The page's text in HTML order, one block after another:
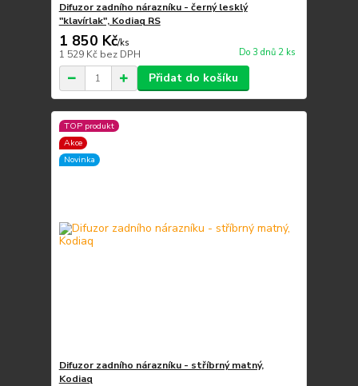
Difuzor zadního nárazníku - černý lesklý
"klavírlak", Kodiaq RS
1 850 Kč/ks
1 529 Kč bez DPH Do 3 dnů 2 ks
Přidat do košíku
TOP produkt
Akce
Novinka
Difuzor zadního nárazníku - stříbrný matný,
Kodiaq